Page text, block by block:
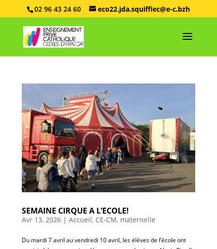
02 96 43 24 60 eco22.jda.squiffiec@e-c.bzh
SEMAINE CIRQUE A L’ECOLE!
Avr 13, 2026| Accueil, CE-CM, maternelle
Du mardi 7 avril au vendredi 10 avril, les élèves de l’école ont